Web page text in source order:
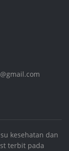
kesehatan dan
terbit pada